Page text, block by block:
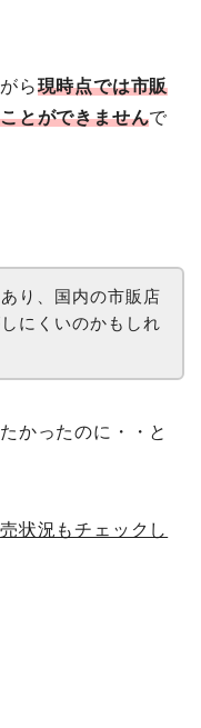
ら現時点では市販
とができませんで
り、国内の市販店
にくいのかもしれ
かったのに・・と
状況もチェックし